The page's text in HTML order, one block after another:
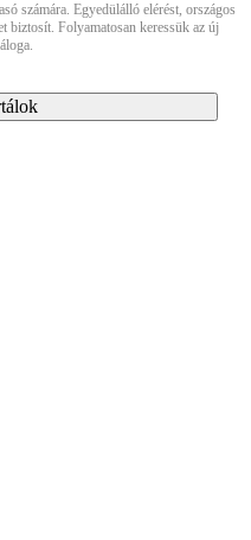
számára. Egyedülálló elérést, országos
biztosít. Folyamatosan keressük az új